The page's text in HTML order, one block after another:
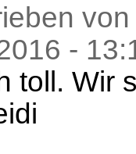
-
toll. Wir